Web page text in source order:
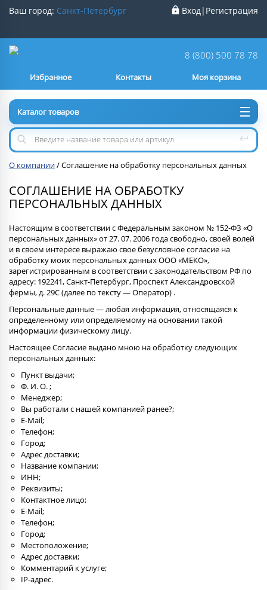
Ваш город: Санкт-Петербург
Нет
Вход| Регистрация
8 (800) 500 78 78
Контакты
Избранное Моя корзина
Каталог товаров
О компании/Соглашение на обработку персональных данных
СОГЛАШЕНИЕ НА ОБРАБОТКУ
ПЕРСОНАЛЬНЫХ ДАННЫХ
Настоящим в соответствии с Федеральным законом № 152-ФЗ «О
персональных данных» от 27. 07. 2006 года свободно, своей волей
и в своем интересе выражаю свое безусловное согласие на
обработку моих персональных данных ООО «МЕКО»,
зарегистрированным в соответствии с законодательством РФ по
адресу: 192241, Санкт-Петербург, Проспект Александровской
фермы, д. 29С (далее по тексту — Оператор) .
Персональные данные — любая информация, относящаяся к
определенному или определяемому на основании такой
информации физическому лицу.
Настоящее Согласие выдано мною на обработку следующих
персональных данных:
Пункт выдачи;
Ф. И. О. ;
Менеджер;
Вы работали с нашей компанией ранее?;
E-Mail;
Телефон;
Город;
Адрес доставки;
Название компании;
ИНН;
Реквизиты;
Контактное лицо;
E-Mail;
Телефон;
Город;
Местоположение;
Адрес доставки;
Комментарий к услуге;
IP-адрес.